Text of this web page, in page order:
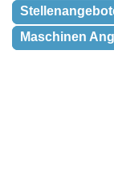
Maschinen